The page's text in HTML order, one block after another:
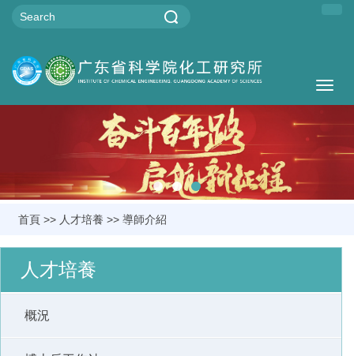
首頁 >> 人才培養 >> 導師介紹
人才培養
概況